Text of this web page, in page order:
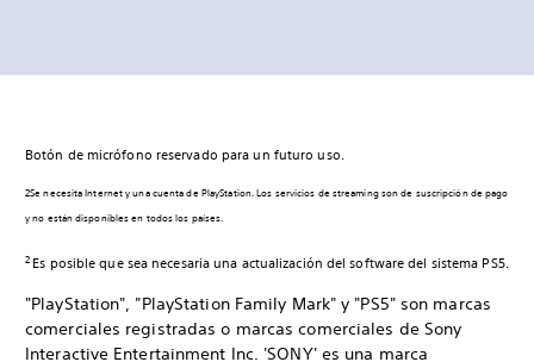
Botón de micrófono reservado para un futuro uso.
2Se necesita Internet y una cuenta de PlayStation. Los servicios de streaming son de suscripción de pago
y no están disponibles en todos los países.
2 Es posible que sea necesaria una actualización del software del sistema PS5.
"PlayStation", "PlayStation Family Mark" y "PS5" son marcas
comerciales registradas o marcas comerciales de Sony
Interactive Entertainment Inc. 'SONY' es una marca